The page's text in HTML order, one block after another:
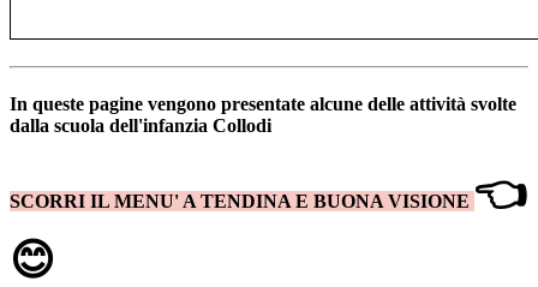
In queste pagine vengono presentate alcune delle attività svolte
dalla scuola dell'infanzia Collodi
SCORRI IL MENU' A TENDINA E BUONA VISIONE 👈
😊